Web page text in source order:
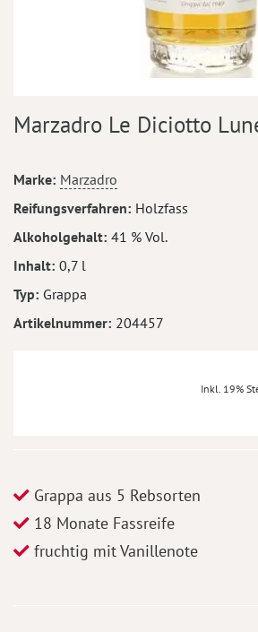
Anfang
springen
Marzadro Le Diciotto
Mehr
Informationen
Marke Marzadro
Reifungsverfahren Holzfass
Alkoholgehalt 41 % Vol.
Inhalt 0,7 l
Typ Grappa
Artikelnummer 204457
Inkl. 19%
Grappa aus 5 Rebsorten
18 Monate Fassreife
fruchtig mit Vanillenote